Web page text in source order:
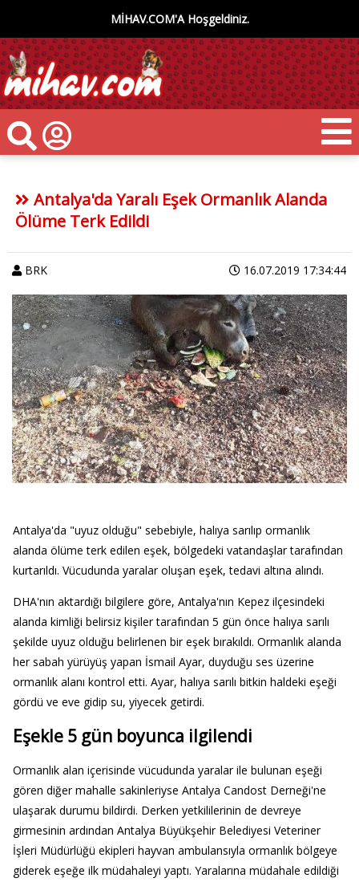
MİHAV.COM'A Hoşgeldiniz.
Antalya'da Yaralı Eşek Ormanlık Alanda
Ölüme Terk Edildi
BRK 16.07.2019 17:34:44
Antalya'da "uyuz olduğu" sebebiyle, halıya sarılıp ormanlık
alanda ölüme terk edilen eşek, bölgedeki vatandaşlar tarafından
kurtarıldı. Vücudunda yaralar oluşan eşek, tedavi altına alındı.
DHA'nın aktardığı bilgilere göre, Antalya'nın Kepez ilçesindeki
alanda kimliği belirsiz kişiler tarafından 5 gün önce halıya sarılı
şekilde uyuz olduğu belirlenen bir eşek bırakıldı. Ormanlık alanda
her sabah yürüyüş yapan İsmail Ayar, duyduğu ses üzerine
ormanlık alanı kontrol etti. Ayar, halıya sarılı bitkin haldeki eşeği
gördü ve eve gidip su, yiyecek getirdi.
Eşekle 5 gün boyunca ilgilendi
Ormanlık alan içerisinde vücudunda yaralar ile bulunan eşeği
gören diğer mahalle sakinleriyse Antalya Candost Derneği'ne
ulaşarak durumu bildirdi. Derken yetkililerinin de devreye
girmesinin ardından Antalya Büyükşehir Belediyesi Veteriner
İşleri Müdürlüğü ekipleri hayvan ambulansıyla ormanlık bölgeye
giderek eşeğe ilk müdahaleyi yaptı. Yaralarına müdahale edildiği